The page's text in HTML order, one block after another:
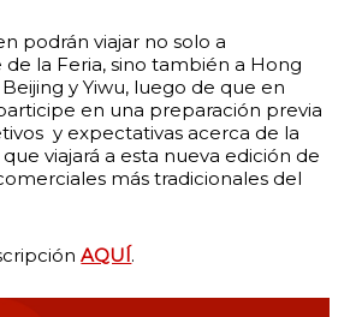
podrán viajar no solo a
de la Feria, sino también a Hong
y Yiwu, luego de que en
en una preparación previa
y expectativas acerca de la
viajará a esta nueva edición de
más tradicionales del
AQUÍ.